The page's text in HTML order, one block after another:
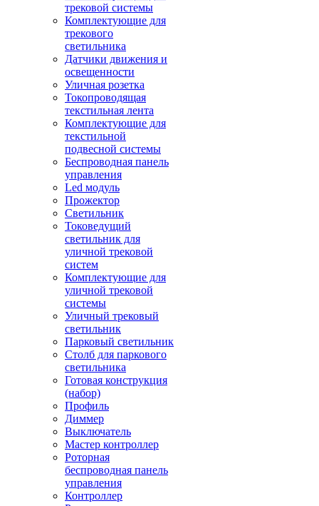
трековой системы
Комплектующие для
трекового
светильника
Датчики движения и
освещенности
Уличная розетка
Токопроводящая
текстильная лента
Комплектующие для
текстильной
подвесной системы
Беспроводная панель
управления
Led модуль
Прожектор
Светильник
Токоведущий
светильник для
уличной трековой
систем
Комплектующие для
уличной трековой
системы
Уличный трековый
светильник
Парковый светильник
Столб для паркового
светильника
Готовая конструкция
(набор)
Профиль
Диммер
Выключатель
Мастер контроллер
Роторная
беспроводная панель
управления
Контроллер